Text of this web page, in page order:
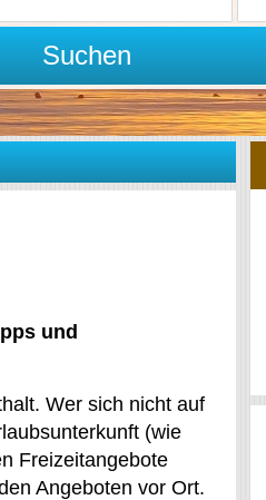
Suchen
und
Wer sich nicht auf
(wie
Freizeitangebote
Angeboten vor Ort.